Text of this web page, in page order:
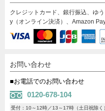
クレジットカード、銀行振込、ゆ
y（オンライン決済）、Amazon
お問い合わせ
■お電話でのお問い合わせ
0120-678-104
受付：10～12時／13～17時（土日祝除く